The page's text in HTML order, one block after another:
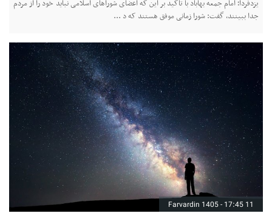
یزدفردا؛ امام جمعه بهاباد با تاکید بر این که اعضای شوراهای اسلامی نباید خود را از مردم
جدا ببینند، گفت: شورا زمانی موفق هستند که د ...
11 Farvardin 1405 - 17:45